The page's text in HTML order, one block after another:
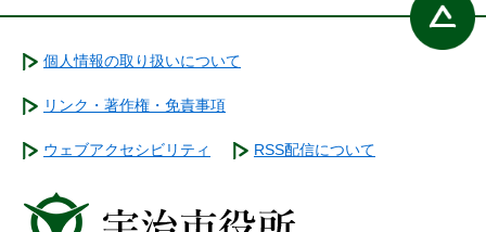
個人情報の取り扱いについて
リンク・著作権・免責事項
ウェブアクセシビリティ RSS配信について